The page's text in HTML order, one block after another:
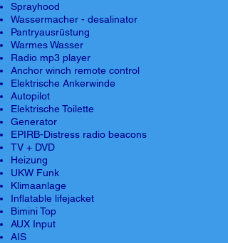
Sprayhood
Wassermacher - desalinator
Pantryausrüstung
Warmes Wasser
Radio mp3 player
Anchor winch remote control
Elektrische Ankerwinde
Autopilot
Elektrische Toilette
Generator
EPIRB-Distress radio beacons
TV + DVD
Heizung
UKW Funk
Klimaanlage
Inflatable lifejacket
Bimini Top
AUX Input
AIS